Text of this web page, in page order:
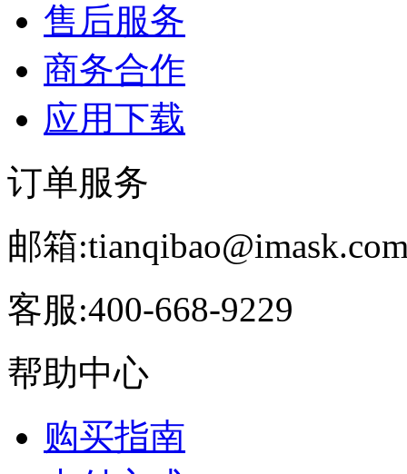
售后服务
商务合作
应用下载
订单服务
邮箱:
客服:400-668-9229
帮助中心
购买指南